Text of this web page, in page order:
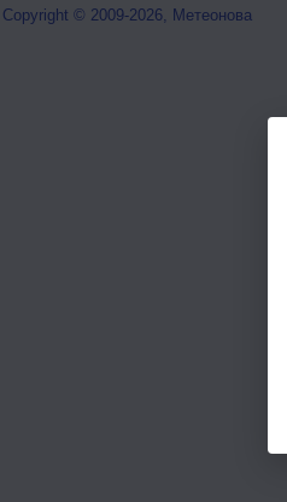
Copyright © 2009-2026, Метеонова